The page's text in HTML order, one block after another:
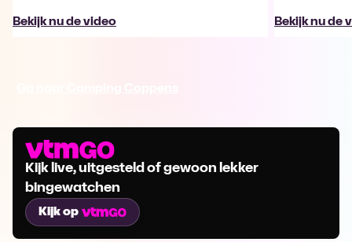
Bekijk nu de video Bekijk nu de
Kijk live, uitgesteld of gewoon lekker
bingewatchen
Kijk op